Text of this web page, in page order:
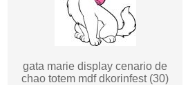
gata marie display cenario de
chao totem mdf dkorinfest (30)